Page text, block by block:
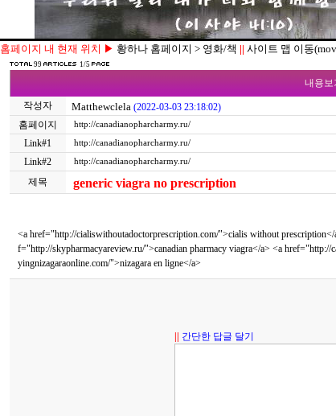
홈페이지 내 현재 위치 ▶ 황하나 홈페이지 > 영화/책 || 사이트 맵 이동
99 1/5
내용보
작성자
Matthewclela (2022-03-03 23:18:02)
홈페이지
http://canadianopharcharmy.ru/
Link#1 http://canadianopharcharmy.ru/
Link#2 http://canadianopharcharmy.ru/
제목 generic viagra no prescription
<a href="http://cialiswithoutadoctorprescription.com/">cialis without
f="http://skypharmacyareview.ru/">canadian pharmacy viagra</a> <a
yingnizagaraonline.com/">nizagara en ligne</a>
간단한 답글 달기